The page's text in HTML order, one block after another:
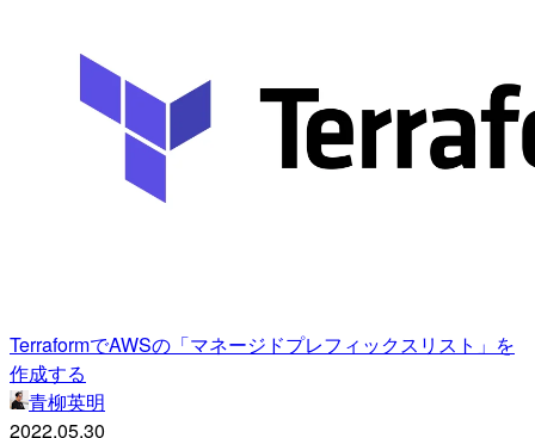
TerraformでAWSの「マネージドプレフィックスリスト」を
作成する
青柳英明
2022.05.30